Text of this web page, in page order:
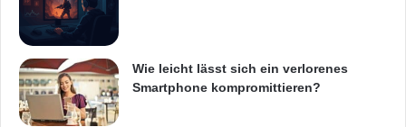
Die Integration von AdVantage in Webseiten
erfolgt über den LaterPay Connector und
erfordert nur wenige Zeilen Code. Das gelingt
Wie leicht lässt sich ein verlorenes
Smartphone kompromittieren?